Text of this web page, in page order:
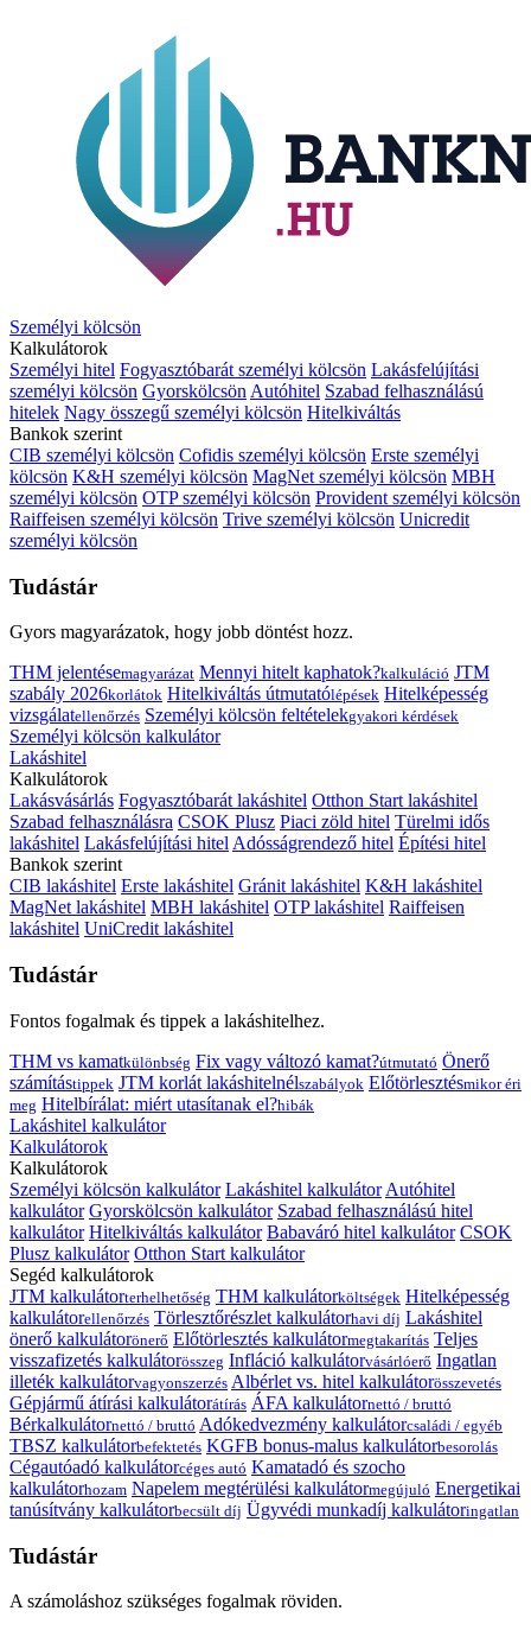
Személyi kölcsön
Kalkulátorok
Személyi hitel Fogyasztóbarát személyi kölcsön Lakásfelújítási
személyi kölcsön Gyorskölcsön Autóhitel Szabad felhasználású
hitelek Nagy összegű személyi kölcsön Hitelkiváltás
Bankok szerint
CIB személyi kölcsön Cofidis személyi kölcsön Erste személyi
kölcsön K&H személyi kölcsön MagNet személyi kölcsön MBH
személyi kölcsön OTP személyi kölcsön Provident személyi kölcsön
Raiffeisen személyi kölcsön Trive személyi kölcsön Unicredit
személyi kölcsön
Tudástár
Gyors magyarázatok, hogy jobb döntést hozz.
THM jelentésemagyarázat Mennyi hitelt kaphatok?kalkuláció JTM
szabály 2026korlátok Hitelkiváltás útmutatólépések Hitelképesség
vizsgálatellenőrzés Személyi kölcsön feltételekgyakori kérdések
Személyi kölcsön kalkulátor
Lakáshitel
Kalkulátorok
Lakásvásárlás Fogyasztóbarát lakáshitel Otthon Start lakáshitel
Szabad felhasználásra CSOK Plusz Piaci zöld hitel Türelmi idős
lakáshitel Lakásfelújítási hitelAdósságrendező hitel Építési hitel
Bankok szerint
CIB lakáshitel Erste lakáshitel Gránit lakáshitel K&H lakáshitel
MagNet lakáshitel MBH lakáshitel OTP lakáshitel Raiffeisen
lakáshitel UniCredit lakáshitel
Tudástár
Fontos fogalmak és tippek a lakáshitelhez.
THM vs kamatkülönbség Fix vagy változó kamat?útmutató Önerő
számítástippek JTM korlát lakáshitelnélszabályok Előtörlesztésmikor éri
meg Hitelbírálat: miért utasítanak el?hibák
Lakáshitel kalkulátor
Kalkulátorok
Kalkulátorok
Személyi kölcsön kalkulátor Lakáshitel kalkulátor Autóhitel
kalkulátor Gyorskölcsön kalkulátor Szabad felhasználású hitel
kalkulátor Hitelkiváltás kalkulátor Babaváró hitel kalkulátor CSOK
Plusz kalkulátor Otthon Start kalkulátor
Segéd kalkulátorok
JTM kalkulátorterhelhetőség THM kalkulátorköltségek Hitelképesség
kalkulátorellenőrzés Törlesztőrészlet kalkulátorhavi díj Lakáshitel
önerő kalkulátorönerő Előtörlesztés kalkulátormegtakarítás Teljes
visszafizetés kalkulátorösszeg Infláció kalkulátorvásárlóerő Ingatlan
illeték kalkulátorvagyonszerzés Albérlet vs. hitel kalkulátorösszevetés
Gépjármű átírási kalkulátorátírás ÁFA kalkulátornettó / bruttó
Bérkalkulátornettó / bruttó Adókedvezmény kalkulátorcsaládi / egyéb
TBSZ kalkulátorbefektetés KGFB bonus-malus kalkulátorbesorolás
Cégautóadó kalkulátorcéges autó Kamatadó és szocho
kalkulátorhozam Napelem megtérülési kalkulátormegújuló Energetikai
tanúsítvány kalkulátorbecsült díj Ügyvédi munkadíj kalkulátoringatlan
Tudástár
A számoláshoz szükséges fogalmak röviden.